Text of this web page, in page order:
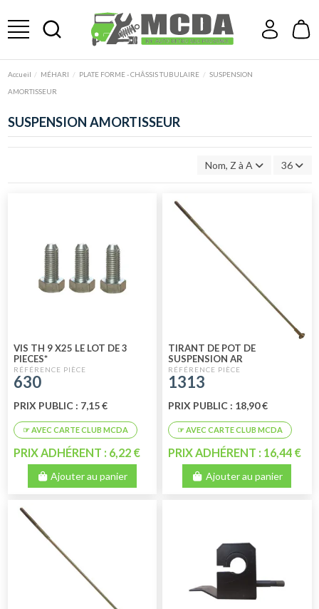
Accueil MÉHARI PLATE FORME - CHÂSSIS TUBULAIRE
SUSPENSION
AMORTISSEUR
SUSPENSION AMORTISSEUR
Nom, Z à A 36
VIS TH 9 X25 LE LOT DE 3
PIECES*
630
PRIX PUBLIC : 7,15 €
PRIX ADHÉRENT : 6,22 €
Ajouter au panier
TIRANT DE POT DE
SUSPENSION AR
1313
PRIX PUBLIC : 18,90 €
PRIX ADHÉRENT : 16,44 €
Ajouter au panier